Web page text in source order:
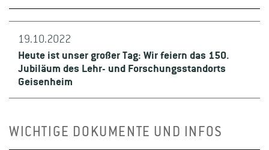
19.10.2022
Heute ist unser großer Tag: Wir feiern das 150.
Jubiläum des Lehr- und Forschungsstandorts
Geisenheim
WICHTIGE DOKUMENTE UND INFOS